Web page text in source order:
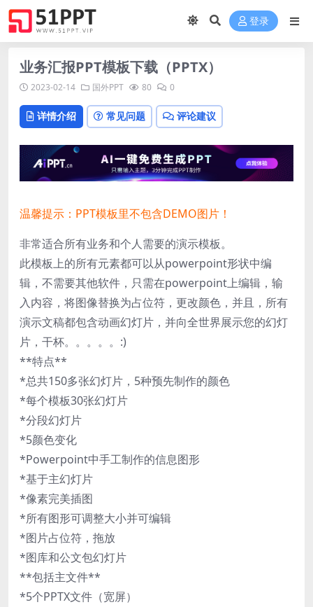
登录
业务汇报PPT模板下载（PPTX）
2023-02-14 国外PPT 80 0
详情介绍 常见问题 评论建议
温馨提示：PPT模板里不包含DEMO图片！
非常适合所有业务和个人需要的演示模板。
此模板上的所有元素都可以从powerpoint形状中编
辑，不需要其他软件，只需在powerpoint上编辑，输
入内容，将图像替换为占位符，更改颜色，并且，所有
演示文稿都包含动画幻灯片，并向全世界展示您的幻灯
片，干杯。。。。。:)
**特点**
*总共150多张幻灯片，5种预先制作的颜色
*每个模板30张幻灯片
*分段幻灯片
*5颜色变化
*Powerpoint中手工制作的信息图形
*基于主幻灯片
*像素完美插图
*所有图形可调整大小并可编辑
*图片占位符，拖放
*图库和公文包幻灯片
**包括主文件**
*5个PPTX文件（宽屏）